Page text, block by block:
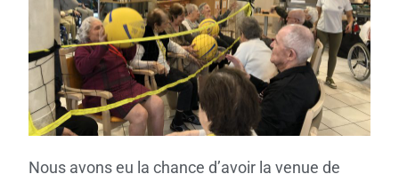
Nous avons eu la chance d’avoir la venue de